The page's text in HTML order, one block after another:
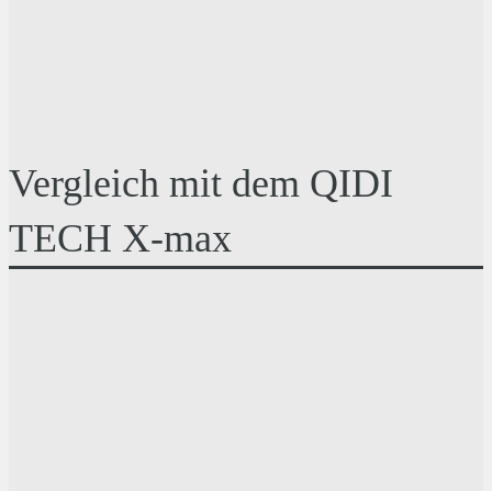
Vergleich mit dem QIDI
TECH X-max